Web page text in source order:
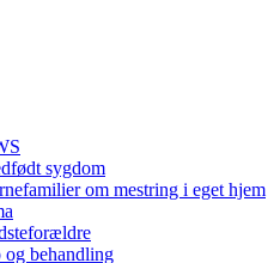
sygdom
om mestring i eget hjem
behandling